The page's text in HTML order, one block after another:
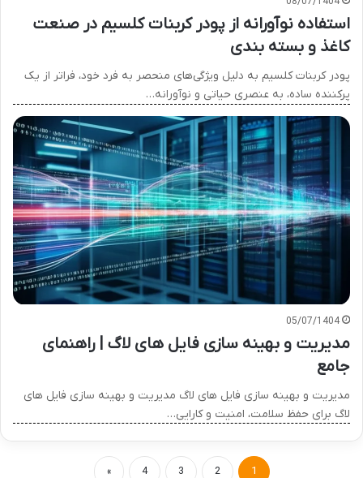
استفاده نوآورانه از پودر کربنات کلسیم در صنعت
کاغذ و بسته بندی
پودر کربنات کلسیم به دلیل ویژگی‌های منحصر به فرد خود، فراتر از یک
پرکننده ساده، به عنصری حیاتی و نوآورانه…
05/07/1404
مدیریت و بهینه سازی فایل های لاگ | راهنمای
جامع
مدیریت و بهینه سازی فایل های لاگ مدیریت و بهینه سازی فایل های
لاگ برای حفظ سلامت، امنیت و کارایی…
1
2
3
4
»